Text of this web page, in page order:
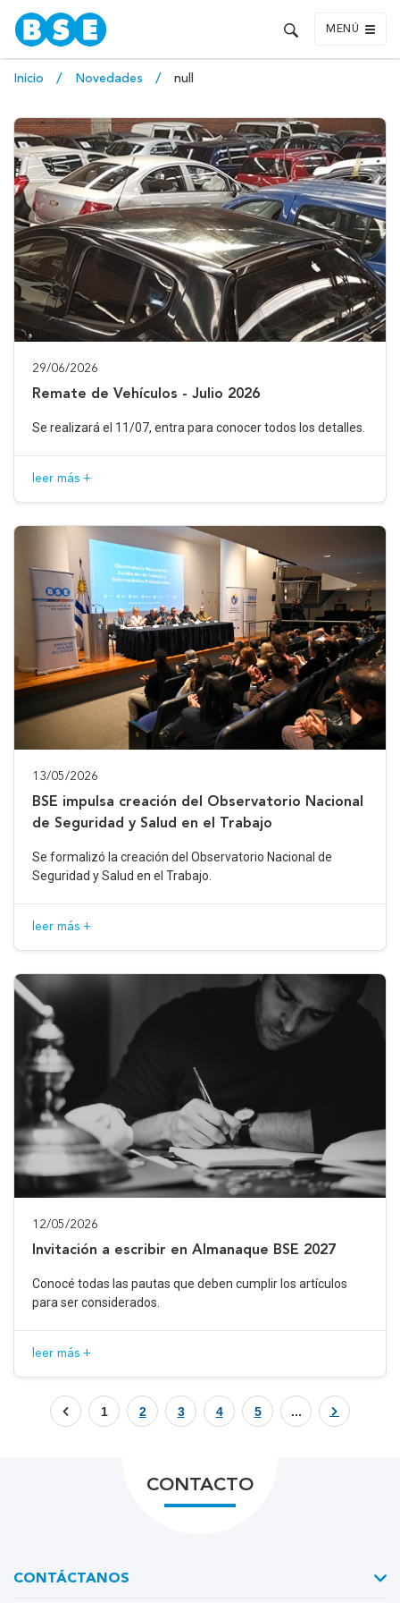
MENÚ
Inicio Novedades null
29/06/2026
Remate de Vehículos - Julio 2026
Se realizará el 11/07, entra para conocer todos los detalles.
leer más +
13/05/2026
BSE impulsa creación del Observatorio Nacional
de Seguridad y Salud en el Trabajo
Se formalizó la creación del Observatorio Nacional de
Seguridad y Salud en el Trabajo.
leer más +
12/05/2026
Invitación a escribir en Almanaque BSE 2027
Conocé todas las pautas que deben cumplir los artículos
para ser considerados.
leer más +
1 2 3 4 5 ...
CONTACTO
CONTÁCTANOS